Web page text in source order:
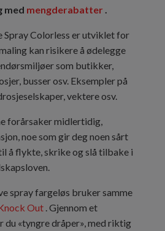
med mengderabatter
Spray Colorless er utviklet for
kan risikere å ødelegge
som butikker,
busser osv. Eksempler på
vektere osv.
forårsaker midlertidig,
noe som gir deg noen sårt
å flykte, skrike og slå tilbake i
spray fargeløs bruker samme
Out . Gjennom et
du «tyngre dråper», med riktig